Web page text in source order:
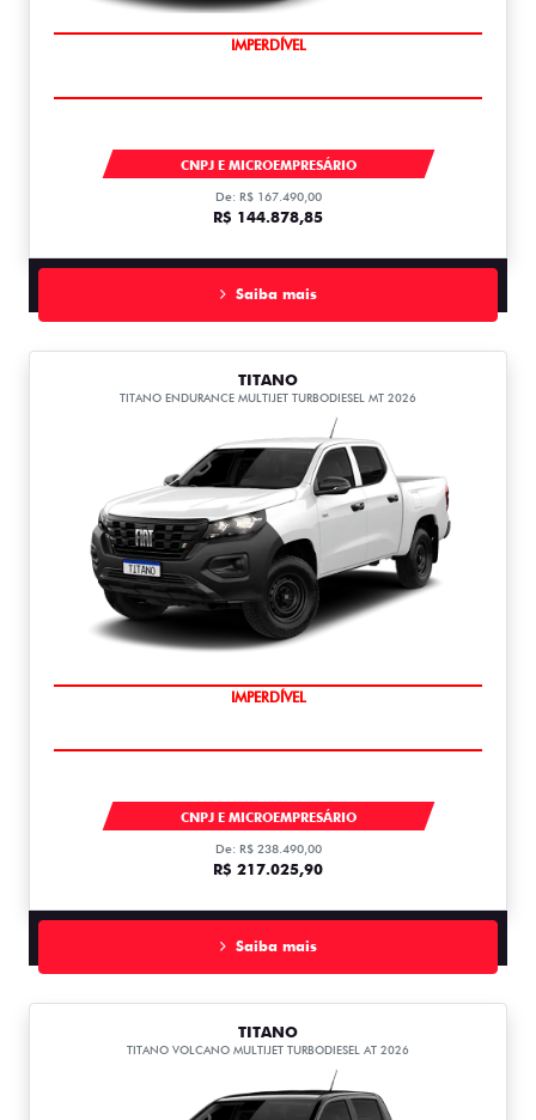
IMPERDÍVEL
CNPJ E MICROEMPRESÁRIO
De: R$ 167.490,00
R$ 144.878,85
Saiba mais
TITANO
TITANO ENDURANCE MULTIJET TURBODIESEL MT 2026
IMPERDÍVEL
CNPJ E MICROEMPRESÁRIO
De: R$ 238.490,00
R$ 217.025,90
Saiba mais
TITANO
TITANO VOLCANO MULTIJET TURBODIESEL AT 2026